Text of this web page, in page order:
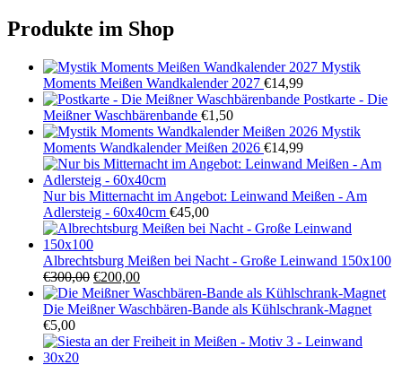
Produkte im Shop
Mystik
Moments Meißen Wandkalender 2027 €14,99
Postkarte - Die
Meißner Waschbärenbande €1,50
Mystik
Moments Wandkalender Meißen 2026 €14,99
Nur bis Mitternacht im Angebot: Leinwand Meißen - Am
Adlersteig - 60x40cm €45,00
Albrechtsburg Meißen bei Nacht - Große Leinwand 150x100
€300,00 Ursprünglicher
Preis
war:
€200,00Aktueller
Preis
ist:
Die Meißner Waschbären-Bande als Kühlschrank-Magnet
€5,00